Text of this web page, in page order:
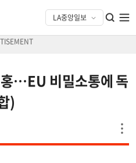
…EU 비밀소통에 독
)